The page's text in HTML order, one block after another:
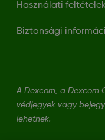
Használati
Biztonsági
A Dexcom, a Dexcom
védjegyek vagy
lehetnek.